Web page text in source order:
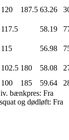
120 187.5 63.26
117.5 58.19
115 56.98
102.5 180 58.08
100 185 59.64
bænkpres: Fra
og dødløft: Fra